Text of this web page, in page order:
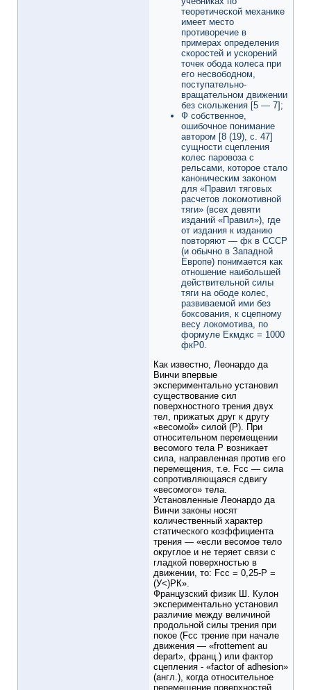
теоретической механике
имеет место
противоречие в
примерах определения
скоростей и ускорений
точек обода колеса при
его несвободном,
поступательно-
вращательном движении
без скольжения [5 — 7];
Ф собственное,
ошибочное понимание
автором [8 (19), с. 47]
сущности сцепления
колес паровоза с
рельсами, которое стало
каноническим законом
для «Правил тяговых
расчетов локомотивной
тяги» (всех девяти
изданий «Правил»), где
от издания к изданию
повторяют — фк в СССР
(и обычно в Западной
Европе) понимается как
отношение наибольшей
действительной силы
тяги на ободе колес,
развиваемой ими без
боксования, к сцепному
весу локомотива, по
формуле Екмдкс = 1000
фкР0.
Как известно, Леонардо да
Винчи впервые
экспериментально установил
существование сил
поверхностного трения двух
тел, прижатых друг к другу
«весомой» силой (Р). При
относительном перемещении
весомого тела Р возникает
сила, направленная против его
перемещения, т.е. Fcc — сила
сопротивляющаяся сдвигу
«весомого» тела.
Установленные Леонардо да
Винчи законы носят
количественный характер
статического коэффициента
трения — «если весомое тело
округлое и не теряет связи с
гладкой поверхностью в
движении, то: Fcc = 0,25-Р =
(У<)РК».
Французский физик Ш. Кулон
экспериментально установил
различие между величиной
продольной силы трения при
покое (Fcc трение при начале
движения — «frottement au
depart», франц.) или фактор
сцепления - «factor of adhesion»
(англ.), когда относительное
перемещение поверхностей